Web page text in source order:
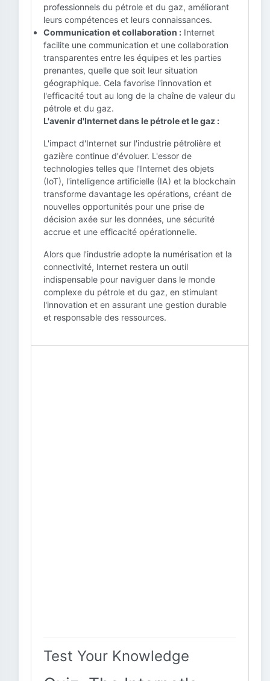
professionnels du pétrole et du gaz, améliorant
leurs compétences et leurs connaissances.
Communication et collaboration : Internet
facilite une communication et une collaboration
transparentes entre les équipes et les parties
prenantes, quelle que soit leur situation
géographique. Cela favorise l'innovation et
l'efficacité tout au long de la chaîne de valeur du
pétrole et du gaz.
L'avenir d'Internet dans le pétrole et le gaz :
L'impact d'Internet sur l'industrie pétrolière et
gazière continue d'évoluer. L'essor de
technologies telles que l'Internet des objets
(IoT), l'intelligence artificielle (IA) et la blockchain
transforme davantage les opérations, créant de
nouvelles opportunités pour une prise de
décision axée sur les données, une sécurité
accrue et une efficacité opérationnelle.
Alors que l'industrie adopte la numérisation et la
connectivité, Internet restera un outil
indispensable pour naviguer dans le monde
complexe du pétrole et du gaz, en stimulant
l'innovation et en assurant une gestion durable
et responsable des ressources.
Test Your Knowledge